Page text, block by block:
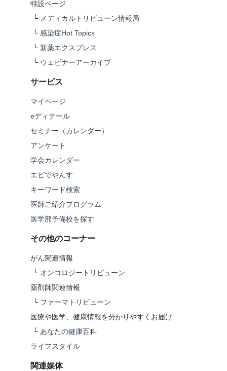
特設ページ
└ メディカルトリビューン情報局
└ 感染症Hot Topics
└ 新薬エクスプレス
└ ウェビナーアーカイブ
サービス
マイページ
eディテール
セミナー（カレンダー）
アンケート
学会カレンダー
エビでやんす
キーワード検索
医師ご紹介プログラム
医学部予備校を探す
その他のコーナー
がん関連情報
└ オンコロジートリビューン
薬剤師関連情報
└ ファーマトリビューン
医療や医学、健康情報を分かりやすくお届け
└ あなたの健康百科
ライフスタイル
関連媒体